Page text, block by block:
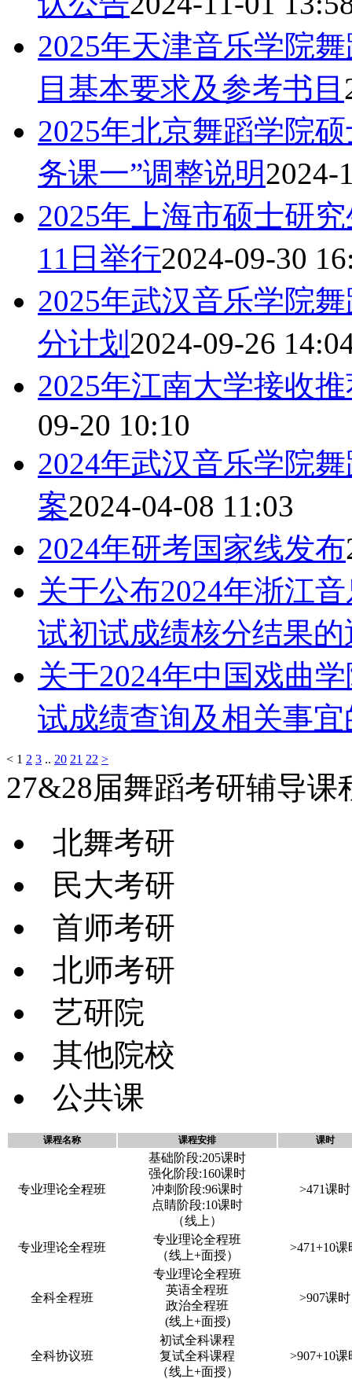
2025年天津音乐学院
目基本要求及参考书目
2025年北京舞蹈学院
务课一”调整说明2024-
2025年上海市硕士研
11日举行2024-09-30
2025年武汉音乐学院
分计划 2024-09-26
2025年江南大学接收
09-20 10:10
2024年武汉音乐学院
案2024-04-08 11:03
2024年研考国家线发布
关于公布2024年浙江
试初试成绩核分结果的
关于2024年中国戏曲
试成绩查询及相关事
< 1 2 3 .. 20 21 22 >
27&28届舞蹈考研辅导课
北舞考研
民大考研
首师考研
北师考研
艺研院
其他院校
公共课
课程名称 课程安排 课时
专业理论全程班
基础阶段:205课时
强化阶段:160课时
冲刺阶段:96课时
点睛阶段:10课时
（线上）
>471课时
专业理论全程班
专业理论全程班
（线上+面授）
>471+10课
全科全程班
专业理论全程班
英语全程班
政治全程班
(线上+面授)
>907课时
全科协议班
初试全科课程
复试全科课程
（线上+面授）
>907+10课